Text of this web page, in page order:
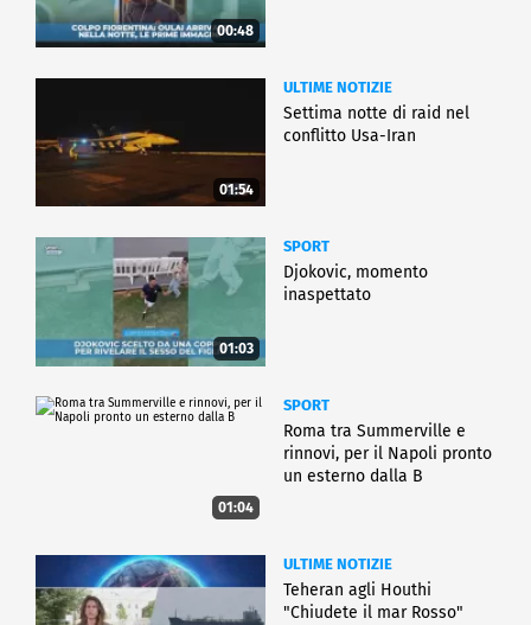
00:48
01:54
ULTIME NOTIZIE
Settima notte di raid nel
conflitto Usa-Iran
01:03
SPORT
Djokovic, momento
inaspettato
01:04
SPORT
Roma tra Summerville e
rinnovi, per il Napoli pronto
un esterno dalla B
ULTIME NOTIZIE
Teheran agli Houthi
"Chiudete il mar Rosso"